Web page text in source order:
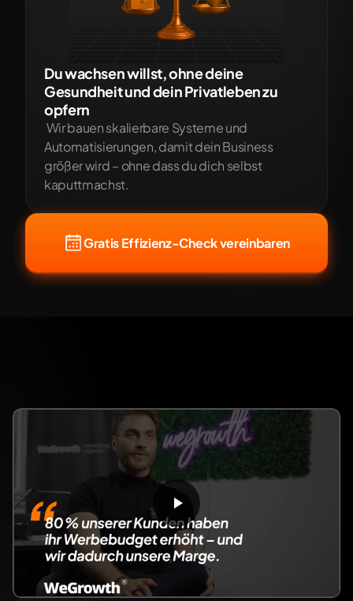
Du wachsen willst, ohne deine
Gesundheit und dein Privatleben zu
opfern
Automatisierungen, damit dein Business
größer wird – ohne dass du dich selbst
kaputtmachst.
Gratis Effizienz-Check vereinbaren